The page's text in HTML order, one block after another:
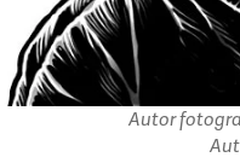
Autor